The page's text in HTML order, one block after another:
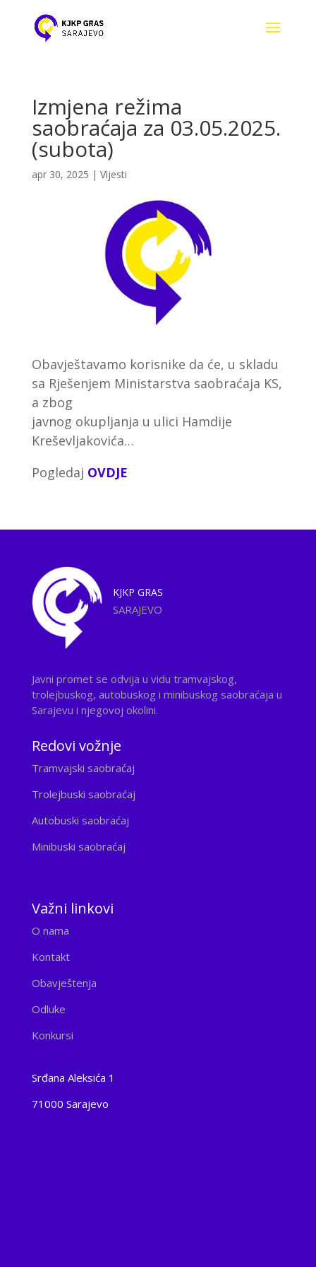
Izmjena režima
saobraćaja za 03.05.2025.
(subota)
apr 30, 2025 | Vijesti
Obavještavamo korisnike da će, u skladu
sa Rješenjem Ministarstva saobraćaja KS,
a zbog
javnog okupljanja u ulici Hamdije
Kreševljakovića…
Pogledaj OVDJE
KJKP GRAS
SARAJEVO
Javni promet se odvija u vidu tramvajskog,
trolejbuskog, autobuskog i minibuskog saobraćaja u
Sarajevu i njegovoj okolini.
Redovi vožnje
Tramvajski saobraćaj
Trolejbuski saobraćaj
Autobuski saobraćaj
Minibuski saobraćaj
Važni linkovi
O nama
Kontakt
Obavještenja
Odluke
Konkursi
Srđana Aleksića 1
71000 Sarajevo